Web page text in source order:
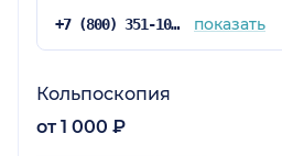
+7 (800) 351-10-03 показать
Кольпоскопия
от 1 000 ₽